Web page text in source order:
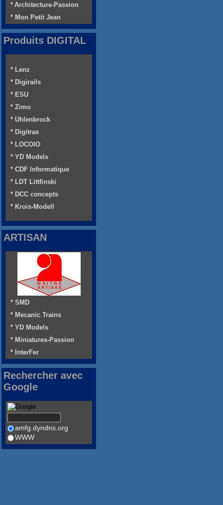
* Architecture-Passion
* Mon Petit Jean
Produits DIGITAL
* Lenz
* Digirails
* ESU
* Zimo
* Uhlenbrock
* Digitrax
* LOCOIO
* YD Models
* CDF Informatique
* LDT Littfinski
* DCC concepts
* Krois-Modell
ARTISAN
* SMD
* Mecanic Trains
* YD Models
* Miniatures-Passion
* InterFer
Rechercher avec
Google
amfg.dyndns.org
WWW